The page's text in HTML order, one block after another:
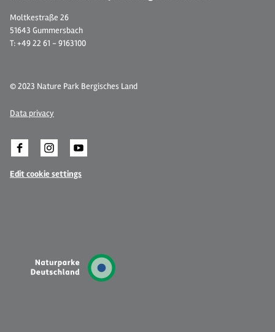
Moltkestraße 26
51643 Gummersbach
T: +49 22 61 - 9163100
© 2023 Nature Park Bergisches Land
Data privacy
Edit cookie settings